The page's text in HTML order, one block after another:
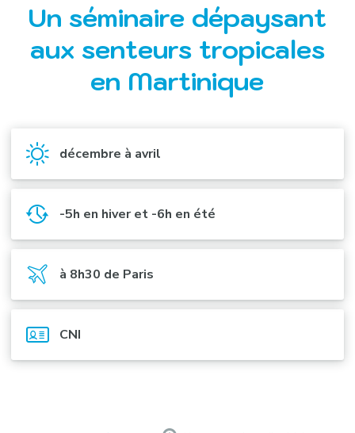
Un séminaire dépaysant
aux senteurs tropicales
en Martinique
décembre à avril
-5h en hiver et -6h en été
à 8h30 de Paris
CNI